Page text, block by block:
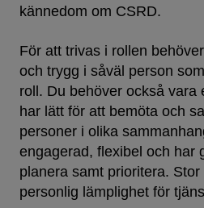
kännedom om CSRD.
För att trivas i rollen
och trygg i såväl person
roll. Du behöver också vara
har lätt för att bemöta och
personer i olika
engagerad, flexibel och har
planera samt prioritera. Stor
personlig lämplighet för